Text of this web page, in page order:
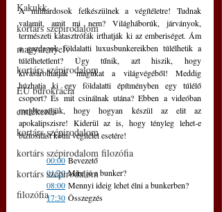
Kakukk
kortárs szépirodalom
magyar nyelv
kortárs szépirodalom
EU bürokrácia
emlékezés
kortárs szépirodalom
kortárs szépirodalom filozófia
kortárs szépirodalom
filozófia
A milliárdosok felkészülnek a végítéletre! Tudnak
valamit, amit mi nem? Világháborúk, járványok,
természeti katasztrófák irthatják ki az emberiséget. Ám
a gazdagok földalatti luxusbunkereikben túlélhetik a
túlélhetetlent? Úgy tűnik, azt hiszik, hogy
kivásárolhatják magukat a világvégéből! Meddig
húzhatja ki egy földalatti építményben egy túlélő
csoport? És mit csinálnak utána? Ebben a videóban
megbeszéljük, hogy hogyan készül az elit az
apokalipszisre! Kiderül az is, hogy tényleg lehet-e
biztosítást kötni végítélet esetére!
00:00 Bevezető
01:20 Mire jó a bunker?
08:00 Mennyi ideig lehet élni a bunkerben?
17:30 Összegzés